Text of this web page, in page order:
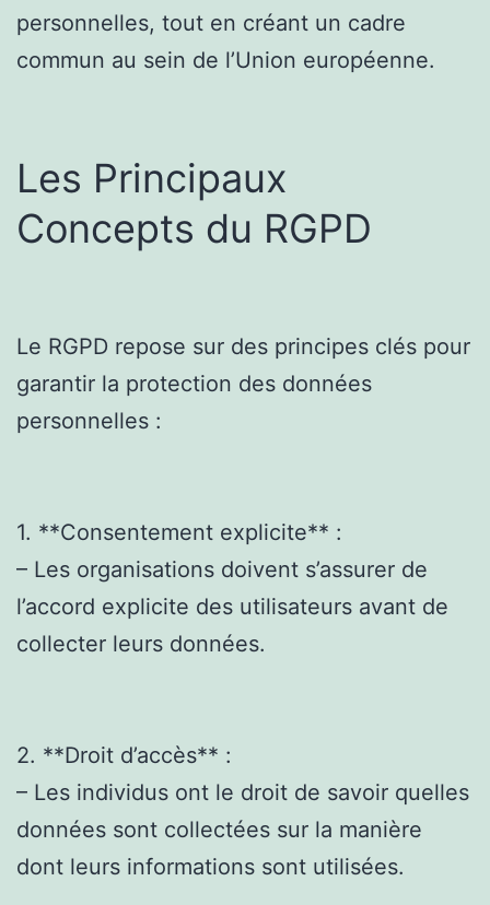
personnelles, tout en créant un cadre
commun au sein de l’Union européenne.
Les Principaux
Concepts du RGPD
Le RGPD repose sur des principes clés pour
garantir la protection des données
personnelles :
1. **Consentement explicite** :
– Les organisations doivent s’assurer de
l’accord explicite des utilisateurs avant de
collecter leurs données.
2. **Droit d’accès** :
– Les individus ont le droit de savoir quelles
données sont collectées sur la manière
dont leurs informations sont utilisées.